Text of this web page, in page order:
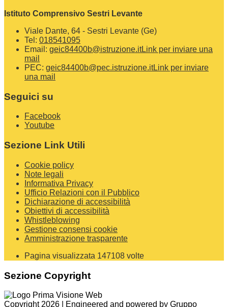
Istituto Comprensivo Sestri Levante
Viale Dante, 64 - Sestri Levante (Ge)
Tel: 018541095
Email: geic84400b@istruzione.itLink per inviare una
mail
PEC: geic84400b@pec.istruzione.itLink per inviare
una mail
Seguici su
Facebook
Youtube
Sezione Link Utili
Cookie policy
Note legali
Informativa Privacy
Ufficio Relazioni con il Pubblico
Dichiarazione di accessibilità
Obiettivi di accessibilità
Whistleblowing
Gestione consensi cookie
Amministrazione trasparente
Pagina visualizzata 147108 volte
Sezione Copyright
Copyright 2026 | Engineered and powered by Gruppo